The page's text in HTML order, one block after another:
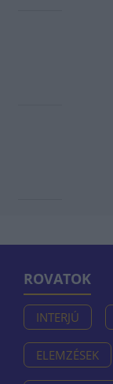
ROVATOK
INTERJÚ
ELEMZÉSEK